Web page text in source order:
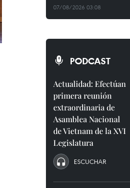
07/08/2026 03:08
PODCAST
Actualidad: Efectúan
primera reunión
extraordinaria de
Asamblea Nacional
de Vietnam de la XVI
Legislatura
ESCUCHAR